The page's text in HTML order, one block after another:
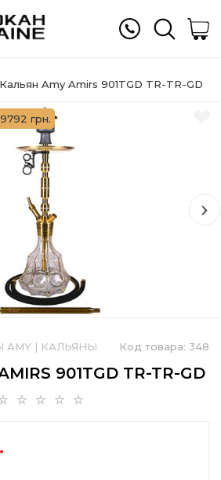
Кальян Amy Amirs 901TGD TR-TR-GD
грн.
Код товара: 348
AMY | КАЛЬЯНЫ
901TGD TR-TR-GD